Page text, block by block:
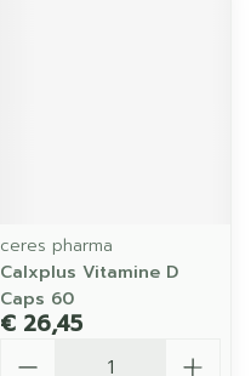
ceres pharma
Calxplus Vitamine D
Caps 60
€ 26,45